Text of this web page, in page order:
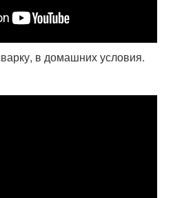
в домашних условия.